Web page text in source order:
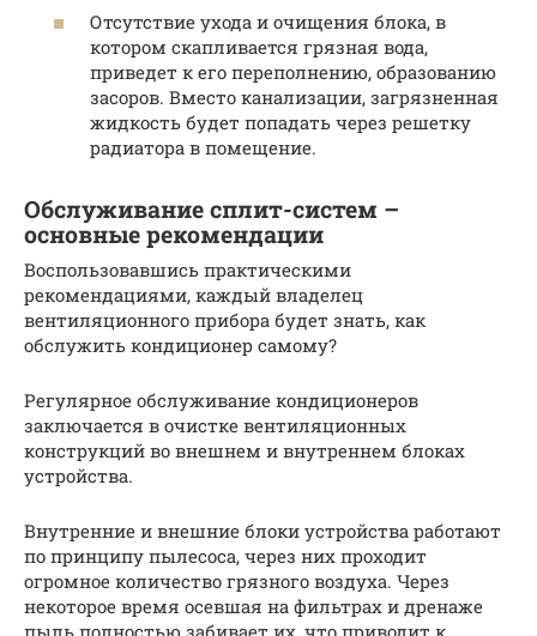
Отсутствие ухода и очищения блока, в
котором скапливается грязная вода,
приведет к его переполнению, образованию
засоров. Вместо канализации, загрязненная
жидкость будет попадать через решетку
радиатора в помещение.
Обслуживание сплит-систем –
основные рекомендации
Воспользовавшись практическими
рекомендациями, каждый владелец
вентиляционного прибора будет знать, как
обслужить кондиционер самому?
Регулярное обслуживание кондиционеров
заключается в очистке вентиляционных
конструкций во внешнем и внутреннем блоках
устройства.
Внутренние и внешние блоки устройства работают
по принципу пылесоса, через них проходит
огромное количество грязного воздуха. Через
некоторое время осевшая на фильтрах и дренаже